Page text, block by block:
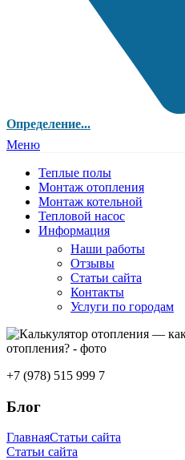
Определение...
Меню
Теплые полы
Монтаж отопления
Монтаж котельной
Тепловой насос
Информация
Наши работы
Отзывы
Статьи сайта
Контакты
Услуги по городам
+7 (978) 515 999 7
Блог
ГлавнаяСтатьи сайта
Статьи сайта